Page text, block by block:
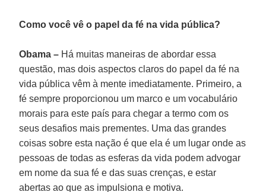
Como você vê o papel da fé na vida pública?
Obama – Há muitas maneiras de abordar essa
questão, mas dois aspectos claros do papel da fé na
vida pública vêm à mente imediatamente. Primeiro, a
fé sempre proporcionou um marco e um vocabulário
morais para este país para chegar a termo com os
seus desafios mais prementes. Uma das grandes
coisas sobre esta nação é que ela é um lugar onde as
pessoas de todas as esferas da vida podem advogar
em nome da sua fé e das suas crenças, e estar
abertas ao que as impulsiona e motiva.